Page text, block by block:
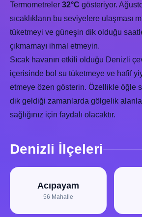
Termometreler 32°C gösteriyor.
sıcaklıkların bu seviyelere ulaşması
tüketmeyi ve güneşin dik olduğu
çıkmamayı ihmal etmeyin.
Sıcak havanın etkili olduğu Denizli
içerisinde bol su tüketmeye ve hafif
etmeye özen gösterin. Özellikle öğle
dik geldiği zamanlarda gölgelik
sağlığınız için faydalı olacaktır.
Denizli İlçeleri
Acıpayam
56 Mahalle